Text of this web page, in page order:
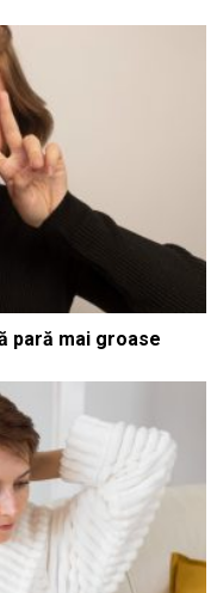
pară mai groase